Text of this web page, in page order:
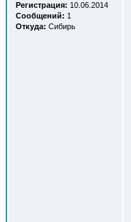
Регистрация: 10.06.2014
Сообщений: 1
Откуда: Сибирь